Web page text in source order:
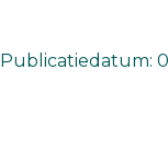
Publicatiedatum: